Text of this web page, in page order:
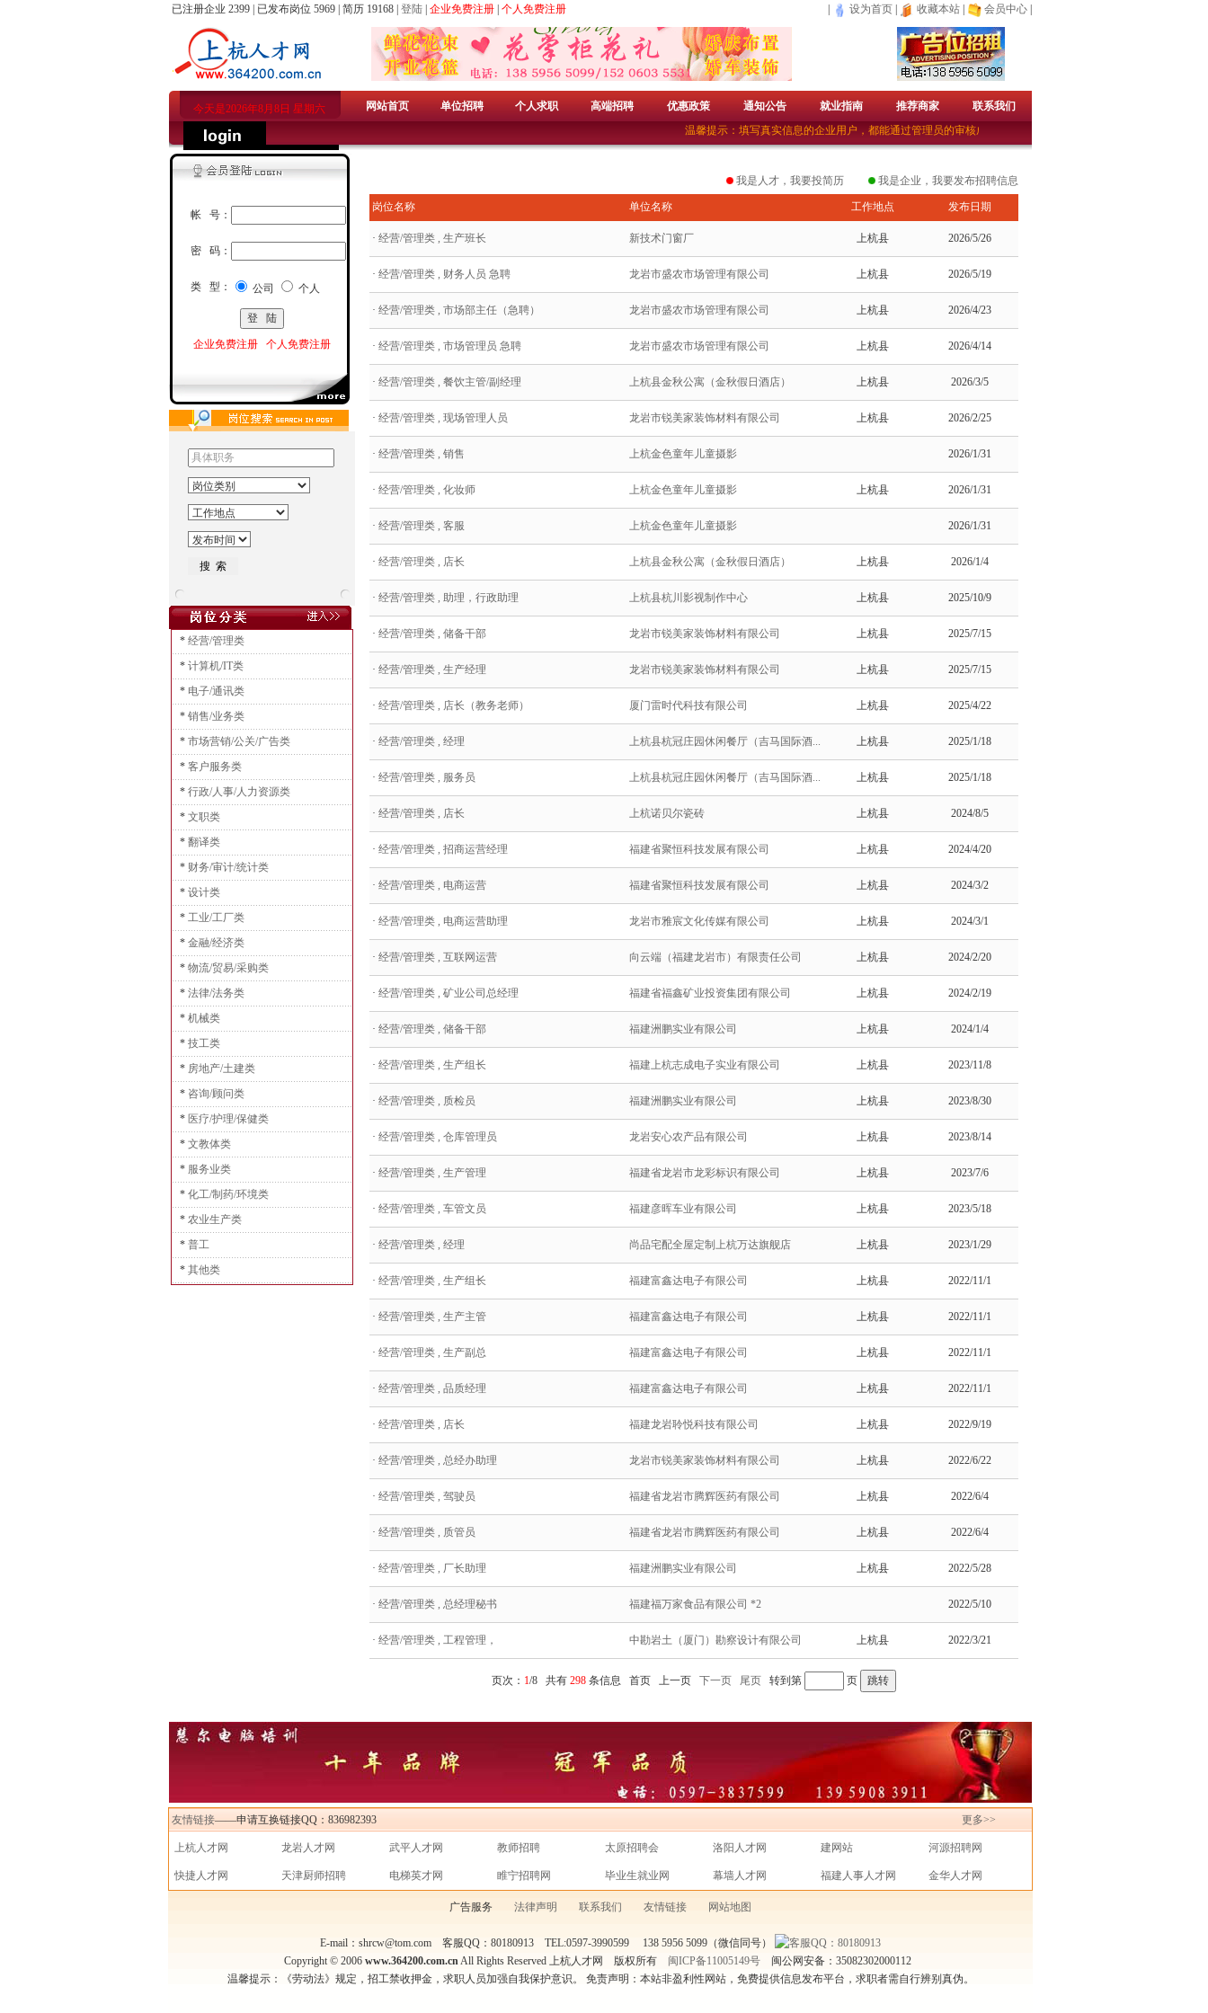
已注册企业 2399 | 已发布岗位 5969 | 简历 19168 | 登陆 企业免费注册 个人免费注册 设为首页 收藏本站 会员中心
今天是2026年8月8日 星期六 网站首页 单位招聘 个人求职 高端招聘 优惠政策 通知公告 就业指南 推荐商家
联系我们
温馨提示：填写真实信息的企业用户，都能通过管理员的审核成为免费的企业会员。——上杭人才网（宣）
帐 号：
密 码：
类 型： 公司 个人
企业免费注册 个人免费注册
* 经营/管理类
* 计算机/IT类
* 电子/通讯类
* 销售/业务类
* 市场营销/公关/广告类
* 客户服务类
* 行政/人事/人力资源类
* 文职类
* 翻译类
* 财务/审计/统计类
* 设计类
* 工业/工厂类
* 金融/经济类
* 物流/贸易/采购类
* 法律/法务类
* 机械类
* 技工类
* 房地产/土建类
* 咨询/顾问类
* 医疗/护理/保健类
* 文教体类
* 服务业类
* 化工/制药/环境类
* 农业生产类
* 普工
* 其他类
我是人才，我要投简历 我是企业，我要发布招聘信息
岗位名称 单位名称 工作地点 发布日期
· 经营/管理类 , 生产班长 新技术门窗厂 上杭县 2026/5/26
· 经营/管理类 , 财务人员 急聘 龙岩市盛农市场管理有限公司 上杭县 2026/5/19
· 经营/管理类 , 市场部主任（急聘） 龙岩市盛农市场管理有限公司 上杭县 2026/4/23
· 经营/管理类 , 市场管理员 急聘 龙岩市盛农市场管理有限公司 上杭县 2026/4/14
· 经营/管理类 , 餐饮主管/副经理 上杭县金秋公寓（金秋假日酒店） 上杭县 2026/3/5
· 经营/管理类 , 现场管理人员 龙岩市锐美家装饰材料有限公司 上杭县 2026/2/25
· 经营/管理类 , 销售 上杭金色童年儿童摄影 2026/1/31
· 经营/管理类 , 化妆师 上杭金色童年儿童摄影 上杭县 2026/1/31
· 经营/管理类 , 客服 上杭金色童年儿童摄影 2026/1/31
· 经营/管理类 , 店长 上杭县金秋公寓（金秋假日酒店） 上杭县 2026/1/4
· 经营/管理类 , 助理，行政助理 上杭县杭川影视制作中心 上杭县 2025/10/9
· 经营/管理类 , 储备干部 龙岩市锐美家装饰材料有限公司 上杭县 2025/7/15
· 经营/管理类 , 生产经理 龙岩市锐美家装饰材料有限公司 上杭县 2025/7/15
· 经营/管理类 , 店长（教务老师） 厦门雷时代科技有限公司 上杭县 2025/4/22
· 经营/管理类 , 经理 上杭县杭冠庄园休闲餐厅（吉马国际酒... 上杭县 2025/1/18
· 经营/管理类 , 服务员 上杭县杭冠庄园休闲餐厅（吉马国际酒... 上杭县 2025/1/18
· 经营/管理类 , 店长 上杭诺贝尔瓷砖 上杭县 2024/8/5
· 经营/管理类 , 招商运营经理 福建省聚恒科技发展有限公司 上杭县 2024/4/20
· 经营/管理类 , 电商运营 福建省聚恒科技发展有限公司 上杭县 2024/3/2
· 经营/管理类 , 电商运营助理 龙岩市雅宸文化传媒有限公司 上杭县 2024/3/1
· 经营/管理类 , 互联网运营 向云端（福建龙岩市）有限责任公司 上杭县 2024/2/20
· 经营/管理类 , 矿业公司总经理 福建省福鑫矿业投资集团有限公司 上杭县 2024/2/19
· 经营/管理类 , 储备干部 福建洲鹏实业有限公司 上杭县 2024/1/4
· 经营/管理类 , 生产组长 福建上杭志成电子实业有限公司 上杭县 2023/11/8
· 经营/管理类 , 质检员 福建洲鹏实业有限公司 上杭县 2023/8/30
· 经营/管理类 , 仓库管理员 龙岩安心农产品有限公司 上杭县 2023/8/14
· 经营/管理类 , 生产管理 福建省龙岩市龙彩标识有限公司 上杭县 2023/7/6
· 经营/管理类 , 车管文员 福建彦晖车业有限公司 上杭县 2023/5/18
· 经营/管理类 , 经理 尚品宅配全屋定制上杭万达旗舰店 上杭县 2023/1/29
· 经营/管理类 , 生产组长 福建富鑫达电子有限公司 上杭县 2022/11/1
· 经营/管理类 , 生产主管 福建富鑫达电子有限公司 上杭县 2022/11/1
· 经营/管理类 , 生产副总 福建富鑫达电子有限公司 上杭县 2022/11/1
· 经营/管理类 , 品质经理 福建富鑫达电子有限公司 上杭县 2022/11/1
· 经营/管理类 , 店长 福建龙岩聆悦科技有限公司 上杭县 2022/9/19
· 经营/管理类 , 总经办助理 龙岩市锐美家装饰材料有限公司 上杭县 2022/6/22
· 经营/管理类 , 驾驶员 福建省龙岩市腾辉医药有限公司 上杭县 2022/6/4
· 经营/管理类 , 质管员 福建省龙岩市腾辉医药有限公司 上杭县 2022/6/4
· 经营/管理类 , 厂长助理 福建洲鹏实业有限公司 上杭县 2022/5/28
· 经营/管理类 , 总经理秘书 福建福万家食品有限公司 *2 2022/5/10
· 经营/管理类 , 工程管理， 中勘岩土（厦门）勘察设计有限公司 上杭县 2022/3/21
页次： 1/8 共有 298条信息 首页 上一页 下一页 尾页 转到第 页
友情链接——申请互换链接QQ：836982393 更多>>
上杭人才网 龙岩人才网 武平人才网 教师招聘 太原招聘会 洛阳人才网 建网站 河源招聘网
快捷人才网 天津厨师招聘 电梯英才网 睢宁招聘网 毕业生就业网 幕墙人才网 福建人事人才网 金华人才网
广告服务 法律声明 联系我们 友情链接 网站地图
E-mail：shrcw@tom.com 客服QQ：80180913 TEL:0597-3990599 138 5956 5099（微信同号）
Copyright © 2006 www.364200.com.cnAll Rights Reserved 上杭人才网 版权所有 闽ICP备11005149号 闽公网安备：35082302000112
温馨提示：《劳动法》规定，招工禁收押金，求职人员加强自我保护意识。 免责声明：本站非盈利性网站，免费提供信息发布平台，求职者需自行辨别真伪。